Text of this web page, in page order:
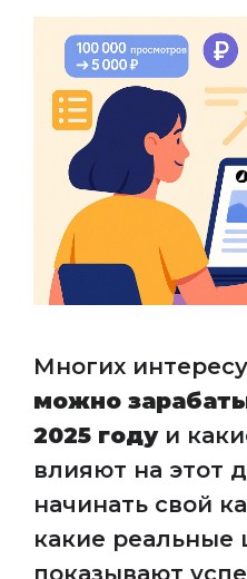
Многих
можно
2025 годуи
влияют на этот
начинать свой
какие
показывают